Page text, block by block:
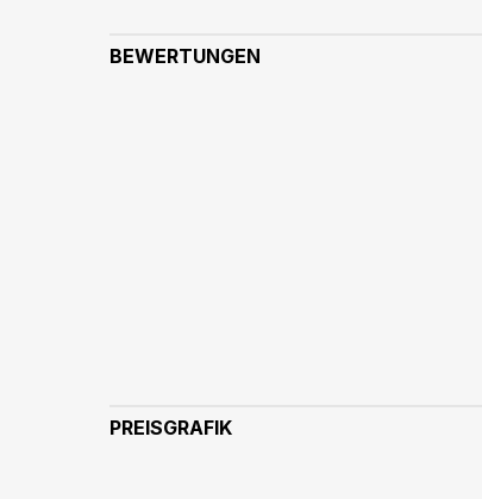
BEWERTUNGEN
PREISGRAFIK